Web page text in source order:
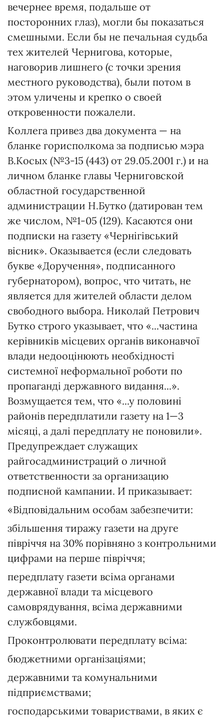
вечернее время, подальше от
посторонних глаз), могли бы показаться
смешными. Если бы не печальная судьба
тех жителей Чернигова, которые,
наговорив лишнего (с точки зрения
местного руководства), были потом в
этом уличены и крепко о своей
откровенности пожалели.
Коллега привез два документа — на
бланке горисполкома за подписью мэра
В.Косых (№3-15 (443) от 29.05.2001 г.) и на
личном бланке главы Черниговской
областной государственной
администрации Н.Бутко (датирован тем
же числом, №1-05 (129). Касаются они
подписки на газету «Чернігівський
вісник». Оказывается (если следовать
букве «Доручення», подписанного
губернатором), вопрос, что читать, не
является для жителей области делом
свободного выбора. Николай Петрович
Бутко строго указывает, что «...частина
керівників місцевих органів виконавчої
влади недооцінюють необхідності
системної неформальної роботи по
пропаганді державного видання...».
Возмущается тем, что «...у половині
районів передплатили газету на 1—3
місяці, а далі передплату не поновили».
Предупреждает служащих
райгосадминистраций о личной
ответственности за организацию
подписной кампании. И приказывает:
«Відповідальним особам забезпечити:
збільшення тиражу газети на друге
півріччя на 30% порівняно з контрольними
цифрами на перше півріччя;
передплату газети всіма органами
державної влади та місцевого
самоврядування, всіма державними
службовцями.
Проконтролювати передплату всіма:
бюджетними організаціями;
державними та комунальними
підприємствами;
господарськими товариствами, в яких є